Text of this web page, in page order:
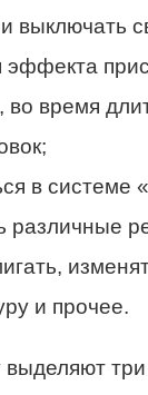
выключать
эффекта
во время
в системе
различные
и прочее.
выделяют